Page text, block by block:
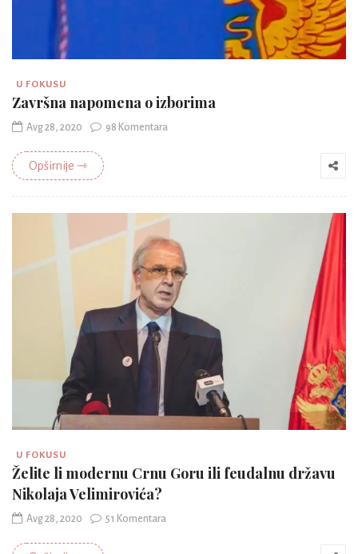
U FOKUSU
Završna napomena o izborima
Avg 28, 2020 98 Komentara
Opširnije ⇾
U FOKUSU
Želite li modernu Crnu Goru ili feudalnu državu
Nikolaja Velimirovića?
Avg 28, 2020 51 Komentara